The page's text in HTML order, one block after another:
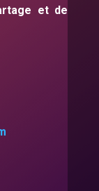
et de